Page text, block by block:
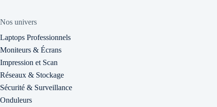
Nos univers
Laptops Professionnels
Moniteurs & Écrans
Impression et Scan
Réseaux & Stockage
Sécurité & Surveillance
Onduleurs